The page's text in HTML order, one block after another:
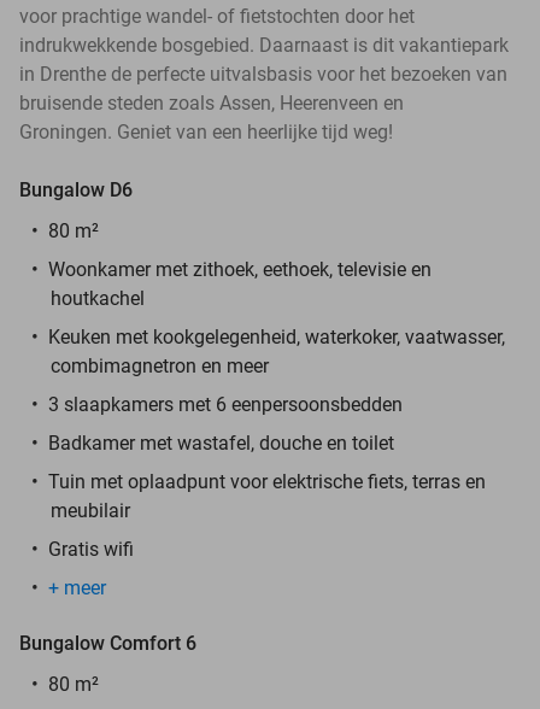
voor prachtige wandel- of fietstochten door het
indrukwekkende bosgebied. Daarnaast is dit vakantiepark
in Drenthe de perfecte uitvalsbasis voor het bezoeken van
bruisende steden zoals Assen, Heerenveen en
Groningen. Geniet van een heerlijke tijd weg!
Bungalow D6
80 m²
Woonkamer met zithoek, eethoek, televisie en
houtkachel
Keuken met kookgelegenheid, waterkoker, vaatwasser,
combimagnetron en meer
3 slaapkamers met 6 eenpersoonsbedden
Badkamer met wastafel, douche en toilet
Tuin met oplaadpunt voor elektrische fiets, terras en
meubilair
Gratis wifi
+ meer
Bungalow Comfort 6
80 m²